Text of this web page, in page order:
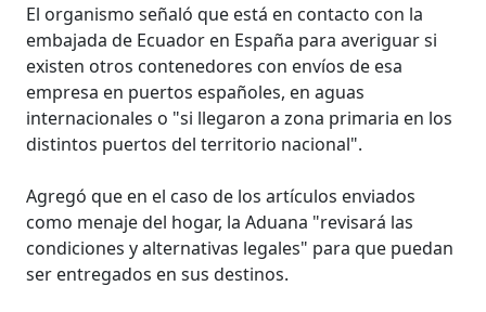
El organismo señaló que está en contacto con la
embajada de Ecuador en España para averiguar si
existen otros contenedores con envíos de esa
empresa en puertos españoles, en aguas
internacionales o "si llegaron a zona primaria en los
distintos puertos del territorio nacional".
Agregó que en el caso de los artículos enviados
como menaje del hogar, la Aduana "revisará las
condiciones y alternativas legales" para que puedan
ser entregados en sus destinos.